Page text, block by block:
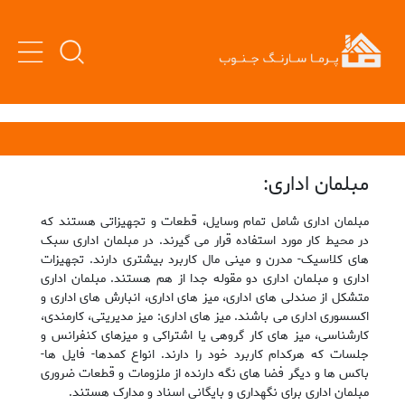
مبلمان اداری:
مبلمان اداری شامل تمام وسایل، قطعات و تجهیزاتی هستند که
در محیط کار مورد استفاده قرار می گیرند. در مبلمان اداری سبک
های کلاسیک- مدرن و مینی مال کاربرد بیشتری دارند. تجهیزات
اداری و مبلمان اداری دو مقوله جدا از هم هستند. مبلمان اداری
متشکل از صندلی های اداری، میز های اداری، انبارش های اداری و
اکسسوری اداری می باشند. میز های اداری: میز مدیریتی، کارمندی،
کارشناسی، میز های کار گروهی یا اشتراکی و میزهای کنفرانس و
جلسات که هرکدام کاربرد خود را دارند. انواع کمدها- فایل ها-
باکس ها و دیگر فضا های نگه دارنده از ملزومات و قطعات ضروری
مبلمان اداری برای نگهداری و بایگانی اسناد و مدارک هستند.